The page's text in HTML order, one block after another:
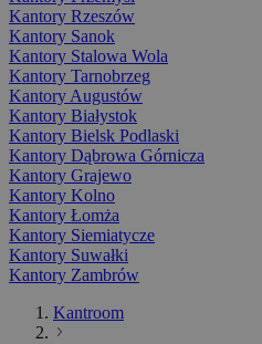
Kantory Rzeszów
Kantory Sanok
Kantory Stalowa Wola
Kantory Tarnobrzeg
Kantory Augustów
Kantory Białystok
Kantory Bielsk Podlaski
Kantory Dąbrowa Górnicza
Kantory Grajewo
Kantory Kolno
Kantory Łomża
Kantory Siemiatycze
Kantory Suwałki
Kantory Zambrów
Kantroom